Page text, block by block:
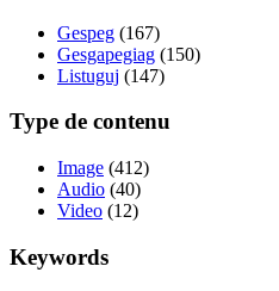
Gespeg (167)
Gesgapegiag (150)
Listuguj (147)
Type de contenu
Image (412)
Audio (40)
Video (12)
Keywords